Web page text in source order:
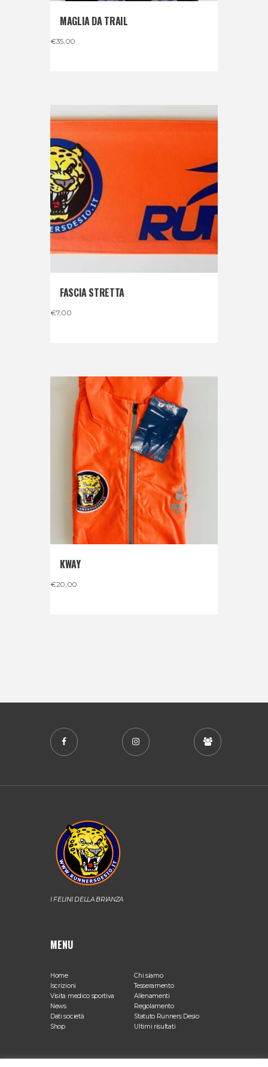
MAGLIA DA TRAIL
€35,00
FASCIA STRETTA
€7,00
KWAY
€20,00
I FELINI DELLA BRIANZA
MENU
Home
Chi siamo
Iscrizioni
Tesseramento
Visita medico sportiva
Allenamenti
News
Regolamento
Dati società
Statuto Runners Desio
Shop
Ultimi risultati